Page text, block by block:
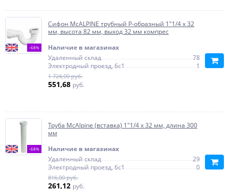
-68%
Сифон McALPINE трубный P-образный 1"1/4 х 32
мм, высота 82 мм, выход 32 мм компрес
Наличие в магазинах
Удаленный склад
78
Электродный проезд, 6с1
1
1 724,00 руб.
551,68 руб.
-68%
Труба McAlpine (вставка) 1"1/4 х 32 мм, длина 300
мм
Наличие в магазинах
Удаленный склад
29
Электродный проезд, 6с1
0
816,00 руб.
261,12 руб.